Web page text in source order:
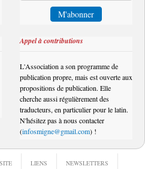
Appel à contributions
L'Association a son programme de
publication propre, mais est ouverte aux
propositions de publication. Elle
cherche aussi régulièrement des
traducteurs, en particulier pour le latin.
N'hésitez pas à nous contacter
(infosmigne@gmail.com) !
LIENS NEWSLETTERS